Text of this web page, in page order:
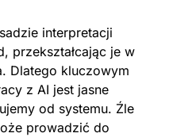
interpretacji
przekształcając je w
Dlatego kluczowym
z AI jest jasne
od systemu. Źle
prowadzić do